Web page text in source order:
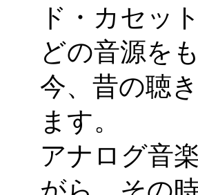
ド・カセッ
どの音源を
今、昔の聴
ます。
アナログ音